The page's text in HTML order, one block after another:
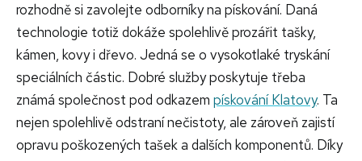
rozhodně si zavolejte odborníky na pískování. Daná
technologie totiž dokáže spolehlivě prozářit tašky,
kámen, kovy i dřevo. Jedná se o vysokotlaké tryskání
speciálních částic. Dobré služby poskytuje třeba
známá společnost pod odkazem pískování Klatovy. Ta
nejen spolehlivě odstraní nečistoty, ale zároveň zajistí
opravu poškozených tašek a dalších komponentů. Díky